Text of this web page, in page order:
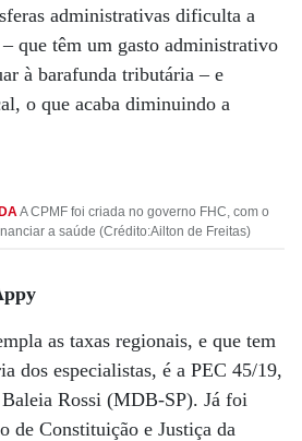
administrativas dificulta a
que têm um gasto administrativo
à barafunda tributária – e
o que acaba diminuindo a
A CPMF foi criada no governo FHC, com o
a saúde (Crédito:Ailton de Freitas)
as taxas regionais, e que tem
dos especialistas, é a PEC 45/19,
Rossi (MDB-SP). Já foi
de Constituição e Justiça da